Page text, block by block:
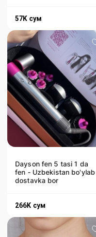
57K сум
Dayson fen 5 tasi 1 da
fen - Uzbekistan bo'ylab
dostavka bor
266K сум